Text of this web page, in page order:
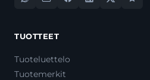
TUOTTEET
Tuoteluettelo
Tuotemerkit